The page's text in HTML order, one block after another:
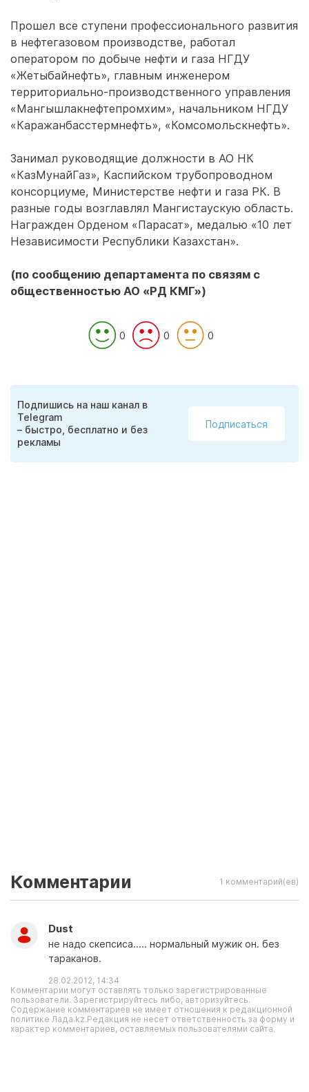
Прошел все ступени профессионального развития
в нефтегазовом производстве, работал
оператором по добыче нефти и газа НГДУ
«Жетыбайнефть», главным инженером
территориально-производственного управления
«Мангышлакнефтепромхим», начальником НГДУ
«Каражанбасстермнефть», «Комсомольскнефть».
Занимал руководящие должности в АО НК
«КазМунайГаз», Каспийском трубопроводном
консорциуме, Министерстве нефти и газа РК. В
разные годы возглавлял Мангистаускую область.
Награжден Орденом «Парасат», медалью «10 лет
Независимости Республики Казахстан».
(по сообщению департамента по связям с
общественностью АО «РД КМГ»)
0 0 0
Подпишись на наш канал в
Telegram
– быстро, бесплатно и без
рекламы
Подписаться
Комментарии 1 комментарий(ев)
Dust
не надо скепсиса..... нормальный мужик он. без
тараканов.
28.02.2012, 14:34
Комментарии могут оставлять только зарегистрированные
пользователи. Зарегистрируйтесь либо, авторизуйтесь.
Содержание комментариев не имеет отношения к редакционной
политике Лада.kz.Редакция не несет ответственность за форму и
характер комментариев, оставляемых пользователями сайта.